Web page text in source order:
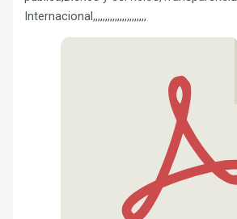
Internacional,,,,,,,,,,,,,,,,,,,,,,